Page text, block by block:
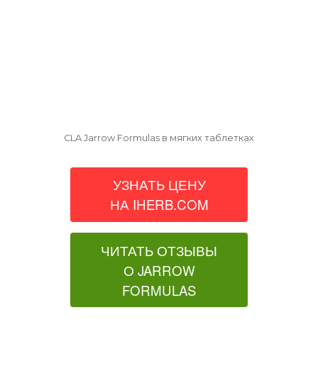
CLA Jarrow Formulas в мягких таблетках
УЗНАТЬ ЦЕНУ
НА IHERB.COM
ЧИТАТЬ ОТЗЫВЫ
О JARROW
FORMULAS